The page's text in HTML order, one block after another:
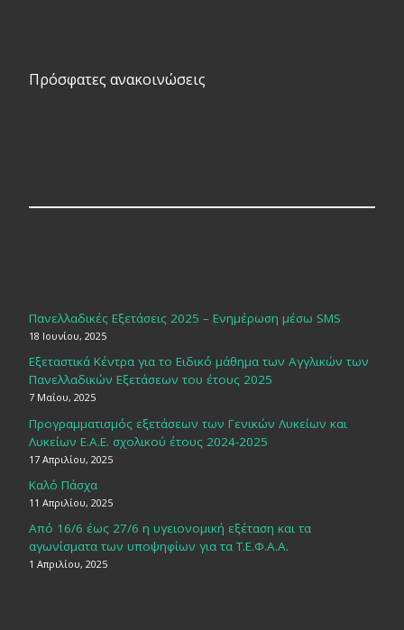
Πρόσφατες ανακοινώσεις
Πανελλαδικές Εξετάσεις 2025 – Ενημέρωση μέσω SMS
18 Ιουνίου, 2025
Εξεταστικά Κέντρα για το Ειδικό μάθημα των Αγγλικών των
Πανελλαδικών Εξετάσεων του έτους 2025
7 Μαΐου, 2025
Προγραμματισμός εξετάσεων των Γενικών Λυκείων και
Λυκείων Ε.Α.Ε. σχολικού έτους 2024-2025
17 Απριλίου, 2025
Καλό Πάσχα
11 Απριλίου, 2025
Από 16/6 έως 27/6 η υγειονομική εξέταση και τα
αγωνίσματα των υποψηφίων για τα Τ.Ε.Φ.Α.Α.
1 Απριλίου, 2025